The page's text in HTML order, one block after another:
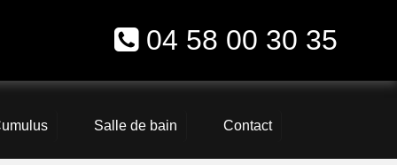
04 58 00 30 35
Salle de bain Contact